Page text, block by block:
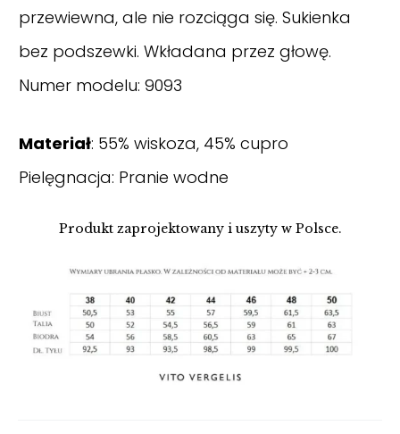
przewiewna, ale nie rozciąga się. Sukienka
bez podszewki. Wkładana przez głowę.
Numer modelu: 9093
Materiał: 55% wiskoza, 45% cupro
Pielęgnacja: Pranie wodne
Produkt zaprojektowany i uszyty w Polsce.